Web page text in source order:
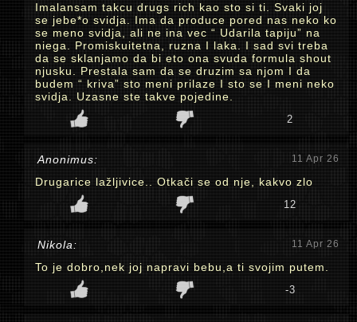
Imalansam takcu drugs rich kao sto si ti. Svaki joj
se jebe*o svidja. Ima da produce pored nas neko ko
se meno svidja, ali ne ina vec “ Udarila tapiju” na
niega. Promiskuitetna, ruzna I laka. I sad svi treba
da se sklanjamo da bi eto ona svuda formula shout
njusku. Prestala sam da se druzim sa njom I da
budem “ kriva” sto meni prilaze I sto se I meni neko
svidja. Uzasne ste takve pojedine.
2
Anonimus: 11 Apr 26
Drugarice lažljivice.. Otkači se od nje, kakvo zlo
12
Nikola: 11 Apr 26
To je dobro,nek joj napravi bebu,a ti svojim putem.
-3